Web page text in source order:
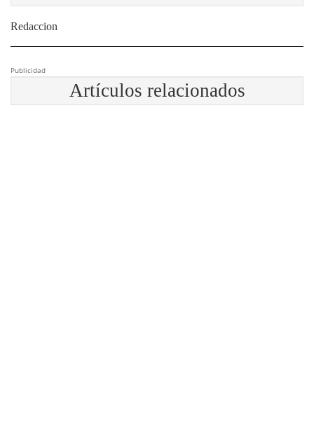
Redaccion
Publicidad
Artículos relacionados